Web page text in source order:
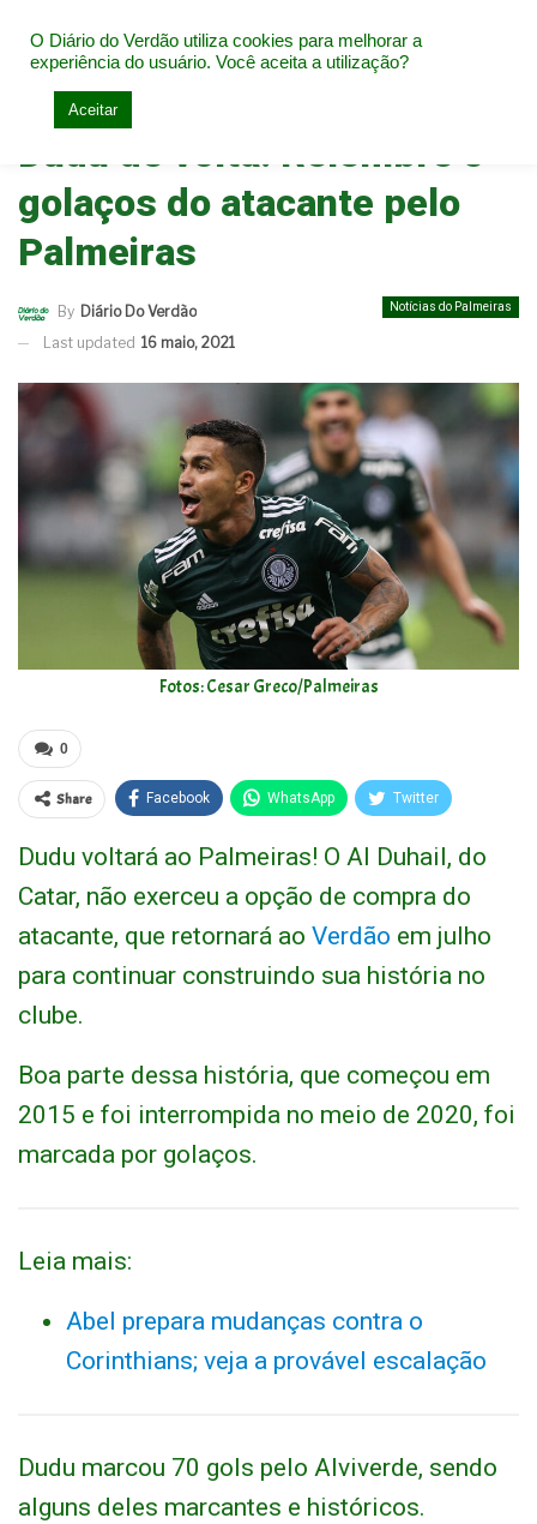
Home Notícias do Palmeiras
Dudu de volta! Relembre 5
golaços do atacante pelo
Palmeiras
Notícias do Palmeiras
By Diário Do Verdão
Last updated 16 maio, 2021
Fotos: Cesar Greco/Palmeiras
0
Share Facebook WhatsApp Twitter
Dudu voltará ao Palmeiras! O Al Duhail, do
Catar, não exerceu a opção de compra do
atacante, que retornará ao Verdão em julho
para continuar construindo sua história no
clube.
Boa parte dessa história, que começou em
2015 e foi interrompida no meio de 2020, foi
marcada por golaços.
Leia mais:
Abel prepara mudanças contra o
Corinthians; veja a provável escalação
Dudu marcou 70 gols pelo Alviverde, sendo
alguns deles marcantes e históricos.
O Diário do Verdão utiliza cookies para melhorar a
experiência do usuário. Você aceita a utilização?
Aceitar